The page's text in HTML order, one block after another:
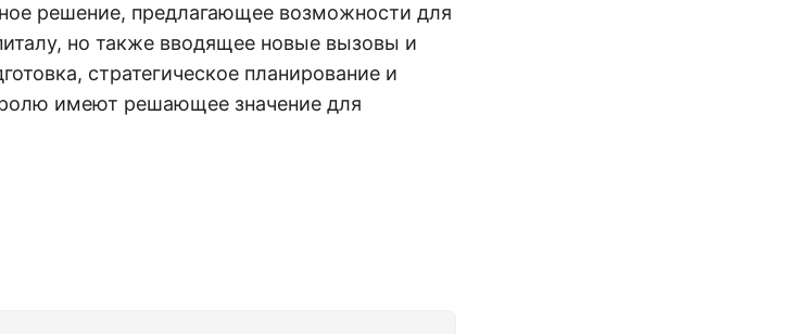
решение, предлагающее возможности для
но также вводящее новые вызовы и
стратегическое планирование и
имеют решающее значение для